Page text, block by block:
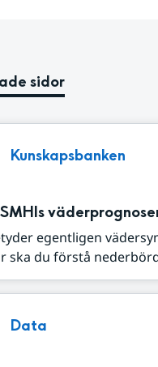
sidor
Kunskapsbanken
egentligen
ska du förstå
Data